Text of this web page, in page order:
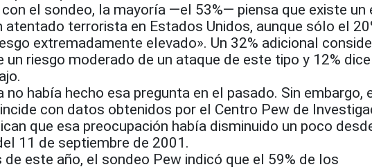
con el sondeo, la mayoría —el 53%— piensa que existe un
atentado terrorista en Estados Unidos, aunque sólo el
extremadamente elevado». Un 32% adicional
un riesgo moderado de un ataque de este tipo y 12%
no había hecho esa pregunta en el pasado. Sin embargo,
con datos obtenidos por el Centro Pew de
que esa preocupación había disminuido un poco
11 de septiembre de 2001.
de este año, el sondeo Pew indicó que el 59% de los